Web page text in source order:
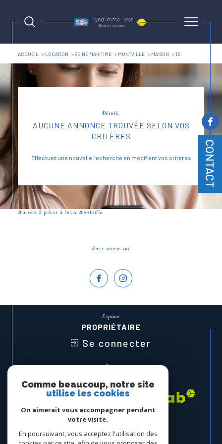
CONTACT
ACCUEIL LOCATION SEINE MARITIME MONTVILLE MAISON T2
Désolé,
AUCUNE ANNONCE TROUVÉE SELON VOS
CRITÈRES
Effectuez une nouvelle recherche en modifiant vos critères
Maison 2 pièces à louer Montville
Nous suivre sur
Espace
PROPRIÉTAIRE
Se connecter
Nous
Comme beaucoup, notre site
utilise les cookies
On aimerait vous accompagner pendant
votre visite.
En poursuivant, vous acceptez l'utilisation des